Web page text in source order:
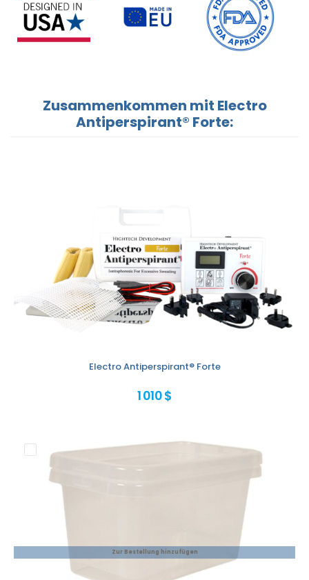
Zusammenkommen mit Electro
Antiperspirant® Forte:
Electro Antiperspirant® Forte
1 010 $
Zur Bestellung hinzufügen